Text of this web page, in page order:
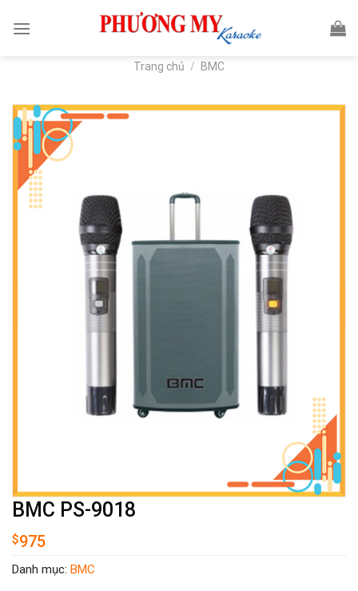
Trang chủ / BMC
BMC PS-9018
$975
Danh mục: BMC